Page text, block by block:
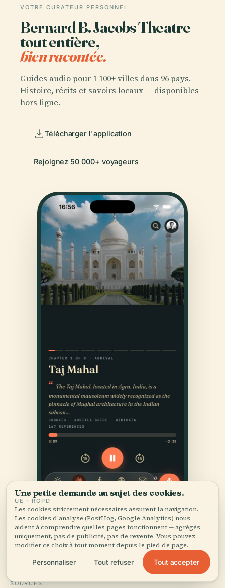
VOTRE CURATEUR PERSONNEL
Bernard B. Jacobs Theatre
tout entière,
bien racontée.
Guides audio pour 1 100+ villes dans 96 pays.
Histoire, récits et savoirs locaux — disponibles
hors ligne.
Télécharger l'application
Rejoignez 50 000+ voyageurs
SOURCES
Une petite demande au sujet des cookies.
UE · RGPD
Les cookies strictement nécessaires assurent la navigation.
Les cookies d'analyse (PostHog, Google Analytics) nous
aident à comprendre quelles pages fonctionnent — agrégés
uniquement, pas de publicité, pas de revente. Vous pouvez
modifier ce choix à tout moment depuis le pied de page.
Personnaliser Tout refuser Tout accepter